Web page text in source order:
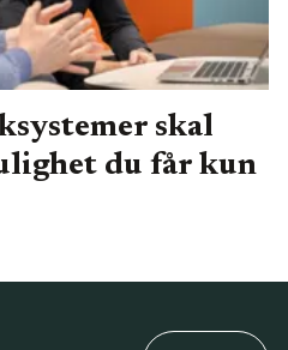
skal
du får kun